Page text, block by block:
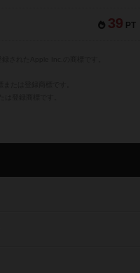
39 PT